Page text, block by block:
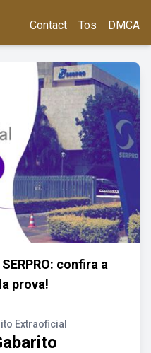
Contact Tos DMCA
confira a
prova!
Extraoficial